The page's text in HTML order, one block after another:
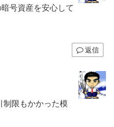
号資産を安心して
返信
制限もかかった模